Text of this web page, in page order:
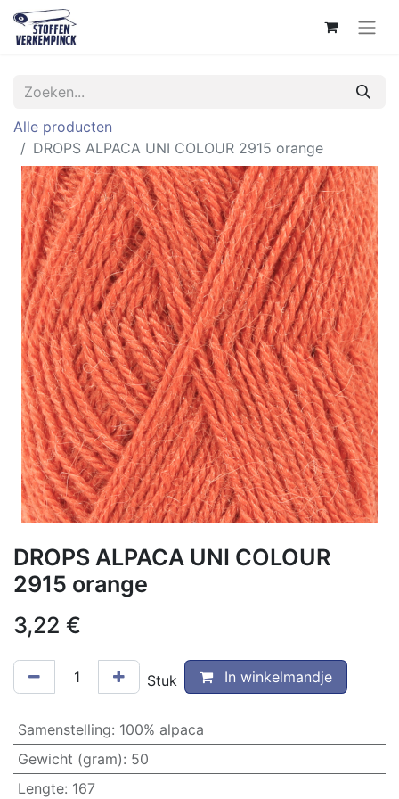
Alle producten
DROPS ALPACA UNI COLOUR 2915 orange
DROPS ALPACA UNI COLOUR
2915 orange
3,22 €
Stuk In winkelmandje
Samenstelling: 100% alpaca
Gewicht (gram): 50
Lengte: 167